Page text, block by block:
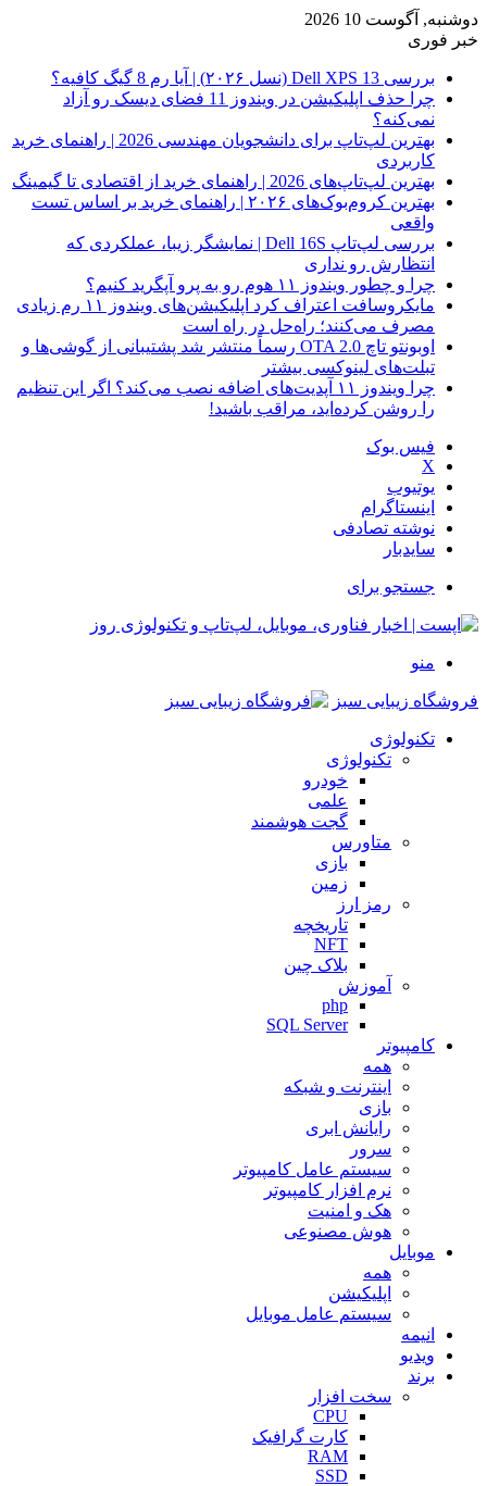
دوشنبه, آگوست 10 2026
خبر فوری
بررسی Dell XPS 13 (نسل ۲۰۲۶) | آیا رم 8 گیگ کافیه؟
چرا حذف اپلیکیشن در ویندوز 11 فضای دیسک رو آزاد
نمی‌کنه؟
بهترین لپ‌تاپ برای دانشجویان مهندسی 2026 | راهنمای خرید
کاربردی
بهترین لپ‌تاپ‌های 2026 | راهنمای خرید از اقتصادی تا گیمینگ
بهترین کروم‌بوک‌های ۲۰۲۶ | راهنمای خرید بر اساس تست
واقعی
بررسی لپ‌تاپ Dell 16S | نمایشگر زیبا، عملکردی که
انتظارش رو نداری
چرا و چطور ویندوز ۱۱ هوم رو به پرو آپگرید کنیم؟
مایکروسافت اعتراف کرد اپلیکیشن‌های ویندوز ۱۱ رم زیادی
مصرف می‌کنند؛ راه‌حل در راه است
اوبونتو تاچ OTA 2.0 رسماً منتشر شد پشتیبانی از گوشی‌ها و
تبلت‌های لینوکسی بیشتر
چرا ویندوز ۱۱ آپدیت‌های اضافه نصب می‌کند؟ اگر این تنظیم
را روشن کرده‌اید، مراقب باشید!
فیس بوک
X
یوتیوب
اینستاگرام
نوشته تصادفی
سایدبار
جستجو برای
منو
فروشگاه زیبایی سبز
تکنولوژی
تکنولوژی
خودرو
علمی
گجت هوشمند
متاورس
بازی
زمین
رمز ارز
تاریخچه
NFT
بلاک چین
آموزش
php
SQL Server
کامپیوتر
همه
اینترنت و شبکه
بازی
رایانش ابری
سرور
سیستم عامل کامپیوتر
نرم افزار کامپیوتر
هک و امنیت
هوش مصنوعی
موبایل
همه
اپلیکیشن
سیستم عامل موبایل
انیمه
ویدیو
برند
سخت افزار
CPU
کارت گرافیک
RAM
SSD